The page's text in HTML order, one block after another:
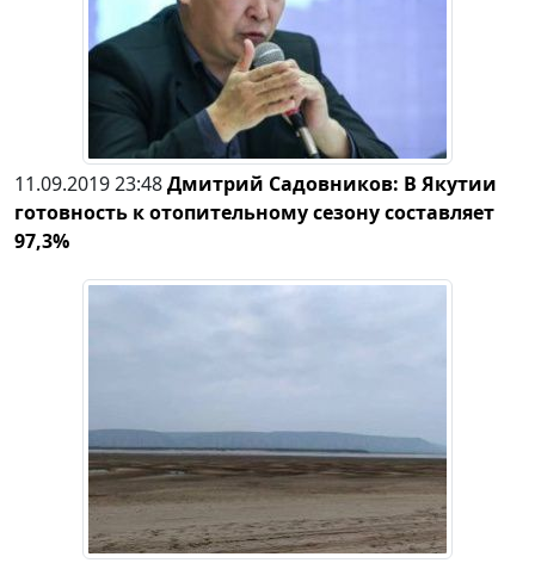
11.09.2019 23:48Дмитрий Садовников: В Якутии
готовность к отопительному сезону составляет
97,3%